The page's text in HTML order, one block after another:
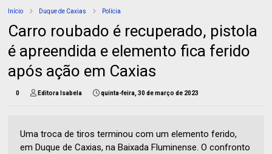
Início Duque de Caxias Polícia
Carro roubado é recuperado, pistola
é apreendida e elemento fica ferido
após ação em Caxias
0 Editora Isabela quinta-feira, 30 de março de 2023
Uma troca de tiros terminou com um elemento ferido,
em Duque de Caxias, na Baixada Fluminense. O confronto